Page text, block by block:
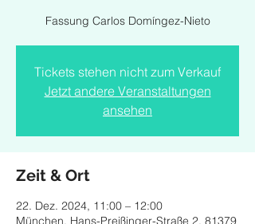
Fassung Carlos Domíngez-Nieto
Tickets stehen nicht zum Verkauf
Jetzt andere Veranstaltungen
ansehen
Zeit & Ort
22. Dez. 2024, 11:00 – 12:00
München, Hans-Preißinger-Straße 2, 81379